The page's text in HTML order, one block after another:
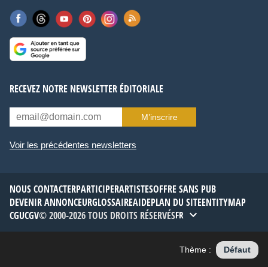
RECEVEZ NOTRE NEWSLETTER ÉDITORIALE
M’inscrire
Voir les précédentes newsletters
NOUS CONTACTERPARTICIPERARTISTESOFFRE SANS PUB
DEVENIR ANNONCEURGLOSSAIREAIDEPLAN DU SITEENTITYMAP
CGUCGV© 2000-2026 TOUS DROITS RÉSERVÉSFR
Thème : Défaut